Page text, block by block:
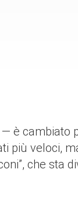
è cambiato
più veloci,
che sta